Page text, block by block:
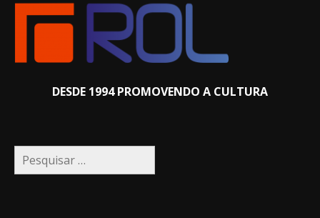
DESDE 1994 PROMOVENDO A CULTURA
Pesquisar
por: